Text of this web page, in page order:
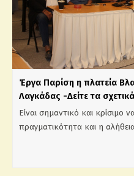
Έργα Παρίση η πλατεία
Λαγκάδας -Δείτε τα
Είναι σημαντικό και κρίσιμο
πραγματικότητα και η